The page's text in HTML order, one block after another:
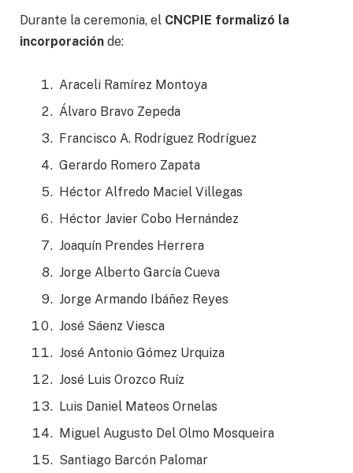
Durante la ceremonia, el CNCPIE formalizó la
incorporación de:
Araceli Ramírez Montoya
Álvaro Bravo Zepeda
Francisco A. Rodríguez Rodríguez
Gerardo Romero Zapata
Héctor Alfredo Maciel Villegas
Héctor Javier Cobo Hernández
Joaquín Prendes Herrera
Jorge Alberto García Cueva
Jorge Armando Ibáñez Reyes
José Sáenz Viesca
José Antonio Gómez Urquiza
José Luis Orozco Ruíz
Luis Daniel Mateos Ornelas
Miguel Augusto Del Olmo Mosqueira
Santiago Barcón Palomar